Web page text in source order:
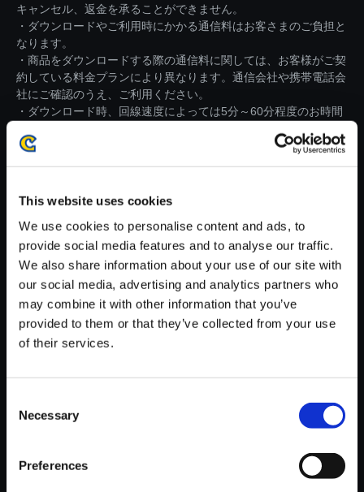
This website uses cookies
We use cookies to personalise content and ads, to
provide social media features and to analyse our traffic.
We also share information about your use of our site with
our social media, advertising and analytics partners who
may combine it with other information that you’ve
provided to them or that they’ve collected from your use
of their services.
Selection
Necessary
Preferences
キャンセル、返金を承ることができません。
・ダウンロードやご利用時にかかる通信料はお客さまのご負担と
なります。
・商品をダウンロードする際の通信料に関しては、お客様がご契
約している料金プランにより異なります。通信会社や携帯電話会
社にご確認のうえ、ご利用ください。
・ダウンロード時、回線速度によっては5分～60分程度のお時間
※ご購入いただいたファイルのダウンロードの際には、通信環境
【単曲】ロックマン ゼロ＆ゼク
ス サウンドBOX 果てしなき戦
いへ2